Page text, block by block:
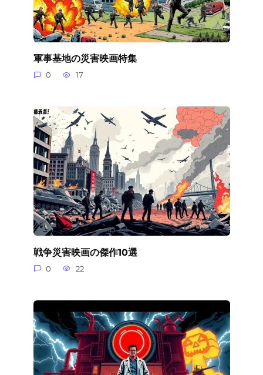
軍事基地の災害映画特集
0 17
戦争災害映画の傑作10選
0 22